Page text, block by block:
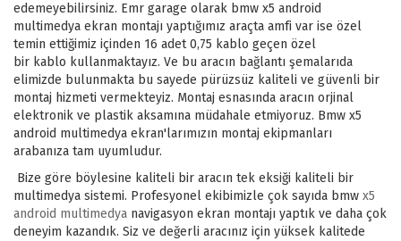
edemeyebilirsiniz. Emr garage olarak bmw x5 android
multimedya ekran montajı yaptığımız araçta amfi var ise özel
temin ettiğimiz içinden 16 adet 0,75 kablo geçen özel
bir kablo kullanmaktayız. Ve bu aracın bağlantı şemalarıda
elimizde bulunmakta bu sayede pürüzsüz kaliteli ve güvenli bir
montaj hizmeti vermekteyiz. Montaj esnasında aracın orjinal
elektronik ve plastik aksamına müdahale etmiyoruz. Bmw x5
android multimedya ekran'larımızın montaj ekipmanları
arabanıza tam uyumludur.
Bize göre böylesine kaliteli bir aracın tek eksiği kaliteli bir
multimedya sistemi. Profesyonel ekibimizle çok sayıda bmw x5
android multimedya navigasyon ekran montajı yaptık ve daha çok
deneyim kazandık. Siz ve değerli aracınız için yüksek kalitede